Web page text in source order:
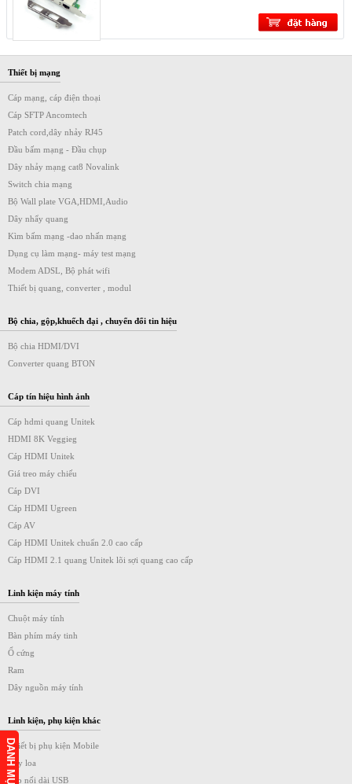
Thiết bị mạng
Cáp mạng, cáp điện thoại
Cáp SFTP Ancomtech
Patch cord,dây nhảy RJ45
Đầu bấm mạng - Đầu chụp
Dây nhảy mạng cat8 Novalink
Switch chia mạng
Bộ Wall plate VGA,HDMI,Audio
Dây nhẩy quang
Kìm bấm mạng -dao nhấn mạng
Dụng cụ làm mạng- máy test mạng
Modem ADSL, Bộ phát wifi
Thiết bị quang, converter , modul
Bộ chia, gộp,khuếch đại , chuyển đổi tin hiệu
Bộ chia HDMI/DVI
Converter quang BTON
Cáp tín hiệu hình ảnh
Cáp hdmi quang Unitek
HDMI 8K Veggieg
Cáp HDMI Unitek
Giá treo máy chiếu
Cáp DVI
Cáp HDMI Ugreen
Cáp AV
Cáp HDMI Unitek chuẩn 2.0 cao cấp
Cáp HDMI 2.1 quang Unitek lõi sợi quang cao cấp
Linh kiện máy tính
Chuột máy tính
Bàn phím máy tinh
Ổ cứng
Ram
Dây nguồn máy tính
Linh kiện, phụ kiện khác
Thiết bị phụ kiện Mobile
Dây loa
Cáp nối dài USB